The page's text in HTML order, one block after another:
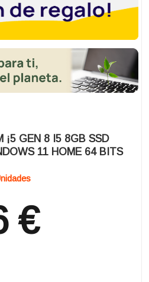
¡5 GEN 8 I5 8GB SSD
11 HOME 64 BITS
€